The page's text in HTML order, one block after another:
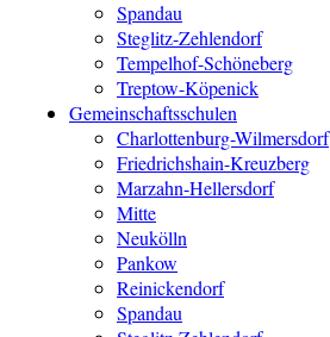
Spandau
Steglitz-Zehlendorf
Tempelhof-Schöneberg
Treptow-Köpenick
Gemeinschaftsschulen
Charlottenburg-Wilmersdorf
Friedrichshain-Kreuzberg
Marzahn-Hellersdorf
Mitte
Neukölln
Pankow
Reinickendorf
Spandau